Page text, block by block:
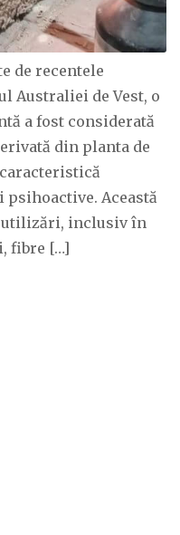
de recentele
Australiei de Vest, o
a fost considerată
din planta de
Această
utilizări, inclusiv în
fibre […]